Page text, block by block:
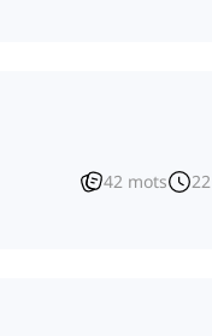
42 mots 22